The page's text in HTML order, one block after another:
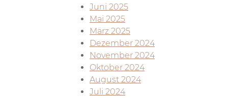
Juni 2025
Mai 2025
März 2025
Dezember 2024
November 2024
Oktober 2024
August 2024
Juli 2024